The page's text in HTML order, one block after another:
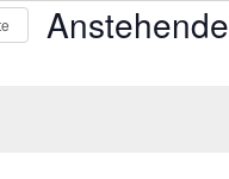
Anstehende